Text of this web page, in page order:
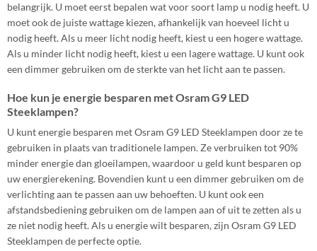
belangrijk. U moet eerst bepalen wat voor soort lamp u nodig heeft. U
moet ook de juiste wattage kiezen, afhankelijk van hoeveel licht u
nodig heeft. Als u meer licht nodig heeft, kiest u een hogere wattage.
Als u minder licht nodig heeft, kiest u een lagere wattage. U kunt ook
een dimmer gebruiken om de sterkte van het licht aan te passen.
Hoe kun je energie besparen met Osram G9 LED
Steeklampen?
U kunt energie besparen met Osram G9 LED Steeklampen door ze te
gebruiken in plaats van traditionele lampen. Ze verbruiken tot 90%
minder energie dan gloeilampen, waardoor u geld kunt besparen op
uw energierekening. Bovendien kunt u een dimmer gebruiken om de
verlichting aan te passen aan uw behoeften. U kunt ook een
afstandsbediening gebruiken om de lampen aan of uit te zetten als u
ze niet nodig heeft. Als u energie wilt besparen, zijn Osram G9 LED
Steeklampen de perfecte optie.